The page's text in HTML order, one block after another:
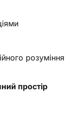
розуміння
простір